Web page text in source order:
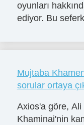
oyunları
ediyor. Bu
Mujtaba
sorular ortaya
Axios'a göre,
Khaminai'nin